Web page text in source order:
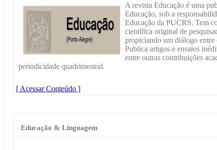
A revista Educação é uma
Educação, sob a
Educação da PUCRS. Tem
científica original de
propiciando um diálogo entre
Publica artigos e ensaios
entre outras contribuições
periodicidade quadrimestral.
[ Acessar Conteúdo ]
Educação & Linguagem